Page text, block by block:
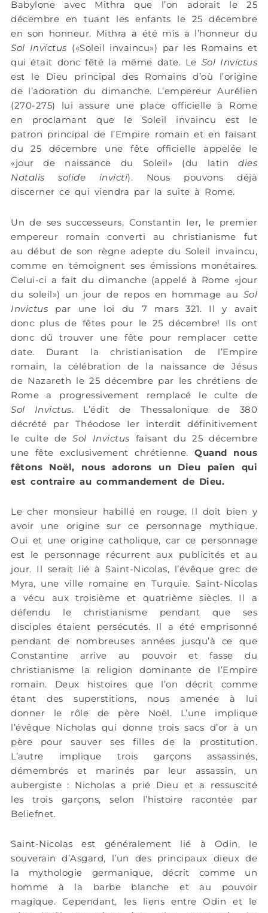
Babylone avec Mithra que l’on adorait le 25
décembre en tuant les enfants le 25 décembre
en son honneur. Mithra a été mis a l’honneur du
Sol Invictus («Soleil invaincu») par les Romains et
qui était donc fêté la même date. Le Sol Invictus
est le Dieu principal des Romains d’où l’origine
de l’adoration du dimanche. L’empereur Aurélien
(270-275) lui assure une place officielle à Rome
en proclamant que le Soleil invaincu est le
patron principal de l’Empire romain et en faisant
du 25 décembre une fête officielle appelée le
«jour de naissance du Soleil» (du latin dies
Natalis solide invicti). Nous pouvons déjà
discerner ce qui viendra par la suite à Rome.
Un de ses successeurs, Constantin Ier, le premier
empereur romain converti au christianisme fut
au début de son règne adepte du Soleil invaincu,
comme en témoignent ses émissions monétaires.
Celui-ci a fait du dimanche (appelé à Rome «jour
du soleil») un jour de repos en hommage au Sol
Invictus par une loi du 7 mars 321. Il y avait
donc plus de fêtes pour le 25 décembre! Ils ont
donc dû trouver une fête pour remplacer cette
date. Durant la christianisation de l’Empire
romain, la célébration de la naissance de Jésus
de Nazareth le 25 décembre par les chrétiens de
Rome a progressivement remplacé le culte de
Sol Invictus. L’édit de Thessalonique de 380
décrété par Théodose Ier interdit définitivement
le culte deSol Invictus faisant du 25 décembre
une fête exclusivement chrétienne.Quand nous
fêtons Noël, nous adorons un Dieu païen qui
est contraire au commandement de Dieu.
Le cher monsieur habillé en rouge. Il doit bien y
avoir une origine sur ce personnage mythique.
Oui et une origine catholique, car ce personnage
est le personnage récurrent aux publicités et au
jour. Il serait lié à Saint-Nicolas, l’évêque grec de
Myra, une ville romaine en Turquie. Saint-Nicolas
a vécu aux troisième et quatrième siècles. Il a
défendu le christianisme pendant que ses
disciples étaient persécutés. Il a été emprisonné
pendant de nombreuses années jusqu’à ce que
Constantine arrive au pouvoir et fasse du
christianisme la religion dominante de l’Empire
romain. Deux histoires que l’on décrit comme
étant des superstitions, nous amenée à lui
donner le rôle de père Noël. L’une implique
l’évêque Nicholas qui donne trois sacs d’or à un
père pour sauver ses filles de la prostitution.
L’autre implique trois garçons assassinés,
démembrés et marinés par leur assassin, un
aubergiste : Nicholas a prié Dieu et a ressuscité
les trois garçons, selon l’histoire racontée par
Beliefnet.
Saint-Nicolas est généralement lié à Odin, le
souverain d’Asgard, l’un des principaux dieux de
la mythologie germanique, décrit comme un
homme à la barbe blanche et au pouvoir
magique. Cependant, les liens entre Odin et le